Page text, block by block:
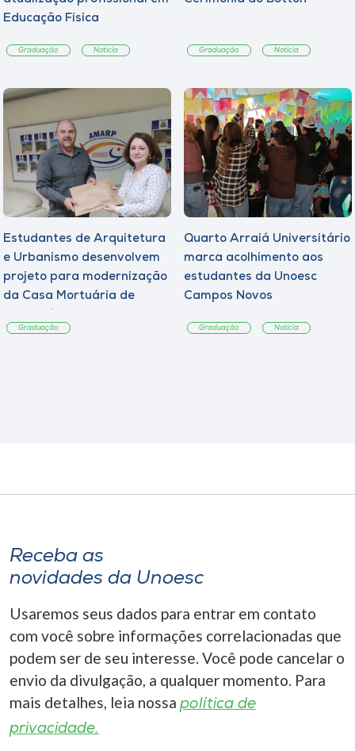
Educação Física
Graduação Notícia Graduação Notícia
Estudantes de Arquitetura
e Urbanismo desenvolvem
projeto para modernização
da Casa Mortuária de
Graduação
Quarto Arraiá Universitário
marca acolhimento aos
estudantes da Unoesc
Campos Novos
Graduação Notícia
Receba as
novidades da Unoesc
Usaremos seus dados para entrar em contato
com você sobre informações correlacionadas que
podem ser de seu interesse. Você pode cancelar o
envio da divulgação, a qualquer momento. Para
mais detalhes, leia nossa política de
privacidade.